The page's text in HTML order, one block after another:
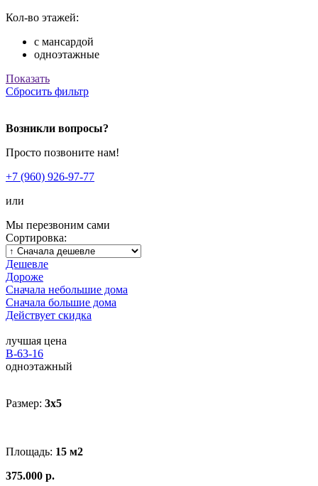
Кол-во этажей:
с мансардой
одноэтажные
Показать
Сбросить фильтр
Возникли вопросы?
Просто позвоните нам!
+7 (960) 926-97-77
или
Мы перезвоним сами
Сортировка:
Дешевле
Дороже
Сначала небольшие дома
Сначала большие дома
Действует скидка
лучшая цена
В-63-16
одноэтажный
Размер: 3x5
Площадь: 15 м2
375.000 р.